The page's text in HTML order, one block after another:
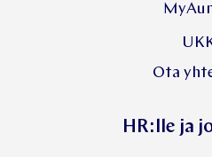
Ota
HR:lle ja